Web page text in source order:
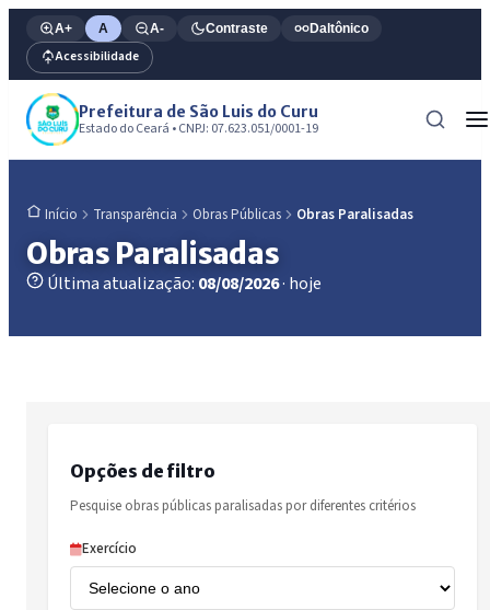
A+ A A- Contraste Daltônico
Acessibilidade
Prefeitura de São Luis do Curu
Estado do Ceará • CNPJ: 07.623.051/0001-19
Início Transparência Obras Públicas Obras Paralisadas
Obras Paralisadas
Última atualização: 08/08/2026· hoje
Opções de filtro
Pesquise obras públicas paralisadas por diferentes critérios
Exercício